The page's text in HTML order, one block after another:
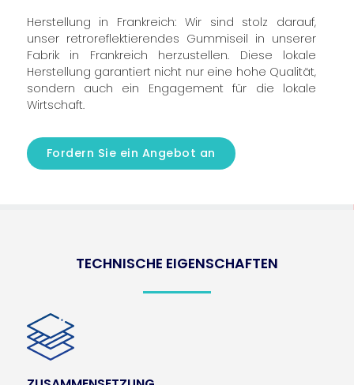
Herstellung in Frankreich: Wir sind stolz darauf,
unser retroreflektierendes Gummiseil in unserer
Fabrik in Frankreich herzustellen. Diese lokale
Herstellung garantiert nicht nur eine hohe Qualität,
sondern auch ein Engagement für die lokale
Wirtschaft.
Fordern Sie ein Angebot an
TECHNISCHE EIGENSCHAFTEN